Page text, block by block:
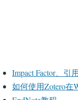
Impact Factor、
如何使用Zotero在